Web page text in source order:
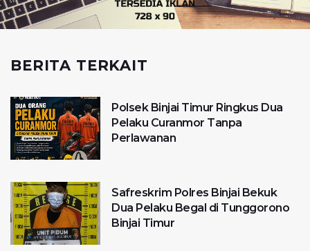
BERITA TERKAIT
Polsek Binjai Timur Ringkus Dua
Pelaku Curanmor Tanpa
Perlawanan
Safreskrim Polres Binjai Bekuk
Dua Pelaku Begal di Tunggorono
Binjai Timur